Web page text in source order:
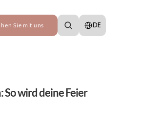
Sie mit uns
Select Language
DE
wird deine Feier